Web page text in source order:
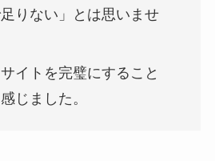
りない」とは思いませ
イトを完璧にすること
じました。